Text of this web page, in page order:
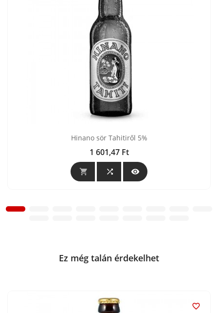
Hinano sör Tahitiről 5%
Ár
1 601,47 Ft
  
Ez még talán érdekelhet
